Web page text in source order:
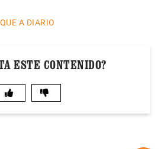
A DIARIO
ESTE CONTENIDO?